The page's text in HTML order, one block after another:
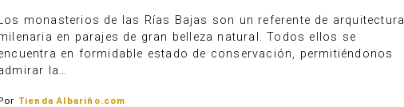
monasterios de las Rías Bajas son un referente de arquitectura
en parajes de gran belleza natural. Todos ellos se
en formidable estado de conservación, permitiéndonos
la…
Tienda Albariño.com